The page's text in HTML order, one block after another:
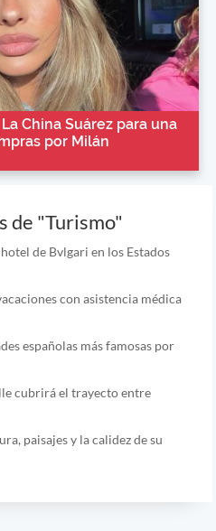
China Suárez para una
por Milán
de "Turismo"
de Bvlgari en los Estados
con asistencia médica
españolas más famosas por
cubrirá el trayecto entre
paisajes y la calidez de su